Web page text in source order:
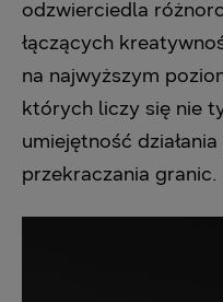
odzwierciedla
łączących
na najwyższym
których liczy się nie
umiejętność
przekraczania granic.